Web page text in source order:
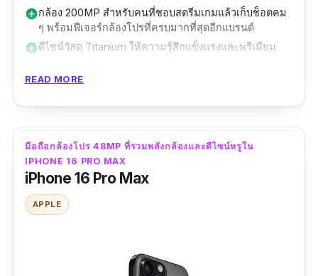
add_circleกล้อง 200MP สำหรับคนที่ชอบสตรีมเกมแล้วเก็บช็อตคม
ๆ พร้อมฟีเจอร์กล้องโปรที่ครบมากที่สุดอีกแบรนด์
add_circleดีไซน์วัสดุ Titanium ให้ความรู้สึกแข็งแรงและพรีเมียม
ด้วย
add_circle
มี SmartThings, Samsung DeX, และ AI สำหรับปรับ
ภาพ/เสียงอัตโนมัติ
add_circleอัปเดต Android ได้นานและต่อเนื่องอีกหลายปี
add_circleใช้งานร่วมกับอุปกรณ์ Galaxy Ecosystem ได้ครบ เช่น
Galaxy Watch, Galaxy Buds, Galaxy Ring
READ MORE
มือถือกล้องโปร 48MP ที่รวมพลังกล้องและดีไซน์หรูใน
IPHONE 16 PRO MAX
iPhone 16 Pro Max
APPLE